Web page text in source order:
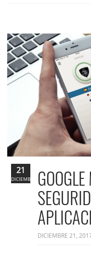
DICIEMBRE 21,
21
DICIEMBRE